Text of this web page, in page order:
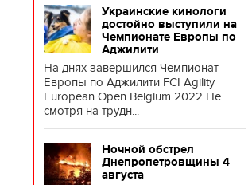
Украинские кинологи
достойно выступили на
Чемпионате Европы по
Аджилити
На днях завершился Чемпионат
Европы по Аджилити FCI Agility
European Open Belgium 2022 Не
смотря на трудн...
Ночной обстрел
Днепропетровщины 4
августа